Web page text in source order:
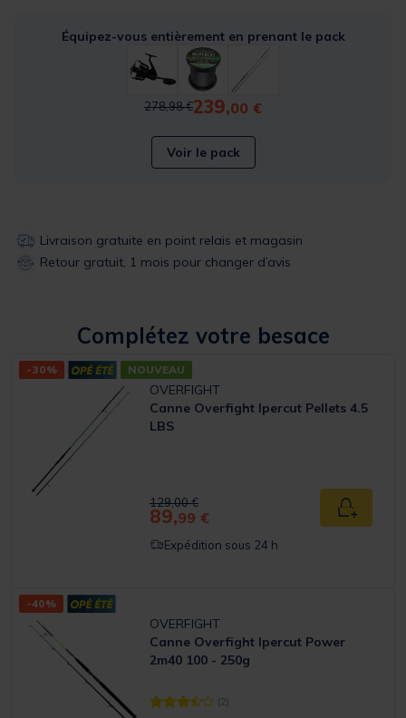
Équipez-vous entièrement en prenant le pack
Price reduced from
278,98 €to
239,00 €
Voir le pack
Livraison gratuite en point relais et magasin
Retour gratuit, 1 mois pour changer d’avis
Complétez votre besace
-30% NOUVEAU
OVERFIGHT
Canne Overfight Ipercut Pellets 4.5
LBS
Price reduced from
129,00 €to
89,99 € Ajouter
Expédition sous 24 h
-40%
OVERFIGHT
Canne Overfight Ipercut Power
2m40 100 - 250g
[object Object] out of 5 Customer Rating
(2)